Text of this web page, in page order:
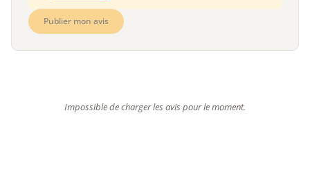
Publier mon avis
Impossible de charger les avis pour le moment.